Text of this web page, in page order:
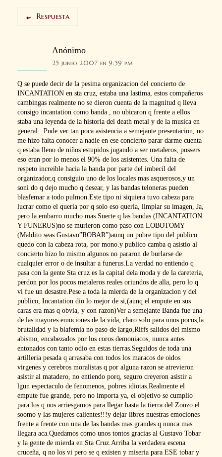
Respuesta
Anónimo
25 junio 2007 en 9:59 pm
Q se puede decir de la pesima organizacion del concierto de
INCANTATION en sta cruz, estaba una lastima, estos compañeros
cambingas realmente no se dieron cuenta de la magnitud q lleva
consigo incantation como banda , no ubicaron q frente a ellos
staba una leyenda de la historia del death metal y de la musica en
general . Pude ver tan poca asistencia a semejante presentacion, no
me hizo falta conocer a nadie en ese concierto parar darme cuenta
q estaba lleno de niños estupidos jugando a ser metaleros, possers
eso eran por lo menos el 90% de los asistentes. Una falta de
respeto increible hacia la banda por parte del imbecil del
organizador,q consiguio uno de los locales mas asquerosos,y un
soni do q dejo mucho q desear, y las bandas teloneras pueden
blasfemar a todo pulmon.Este tipo ni siquiera tuvo cabeza para
lucrar como el queria por q solo eso queria, limpiar su imagen, Ja,
pero la embarro mucho mas.Suerte q las bandas (INCANTATION
Y FUNERUS)no se murieron como paso con LOBOTOMY
(Maldito seas Gustavo”ROBAR”)aunq un pobre tipo del publico
quedo con la cabeza rota, por mono.y publico camba q asistio al
concierto hizo lo mismo algunos no pararon de burlarse de
cualquier error o de insultar a funerus.La verdad no entiendo q
pasa con la gente Sta cruz es la capital dela moda y de la careteria,
perdon por los pocos metaleros reales oriundos de alla, pero lo q
vi fue un desastre.Pese a toda la mierda de la organizacion y del
publico, Incantation dio lo mejor de si,(aunq el empute en sus
caras era mas q obvia, y con razon)Ver a semejante Banda fue una
de las mayores emociones de la vida, claro solo para unos pocos,la
brutalidad y la blafemia no paso de largo,Riffs salidos del mismo
abismo, encabezados por los coros demoniacos, nunca antes
entonados con tanto odio en estas tierras.Seguidos de toda una
artilleria pesada q arrasaba con todos los maracos de oidos
virgenes y cerebros moralistas q por alguna razon se atrevieron
asistir al matadero, no entiendo porq, seguro creyeron asistir a
lgun espectaculo de fenomenos, pobres idiotas.Realmente el
empute fue grande, pero no importa ya, el objetivo se cumplio
para los q nos arriesgamos para llegar hasta la tierra del Zonzo el
soomo y las mujeres calientes!!!y dejar libres nuestras emociones
frente a frente con una de las bandas mas grandes q nunca mas
llegara aca.Quedamos como unos tontos gracias al Gustavo Tobar
y la gente de mierda en Sta Cruz.Arriba la verdadera escena
cruceña, q no los vi pero se q existen y miseria para ESE tobar y